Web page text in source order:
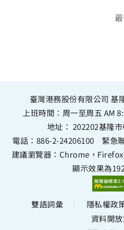
臺灣港務股份有限公司 基
上班時間：周一至周五 AM
地址： 202202基隆
電話： 886-2-24206100 緊急
建議瀏覽器：Chrome，
顯示效果為
雙語詞彙 隱私權政
資料開